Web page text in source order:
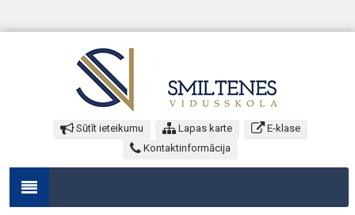
Sūtīt ieteikumu Lapas karte
E-klase
Kontaktinformācija